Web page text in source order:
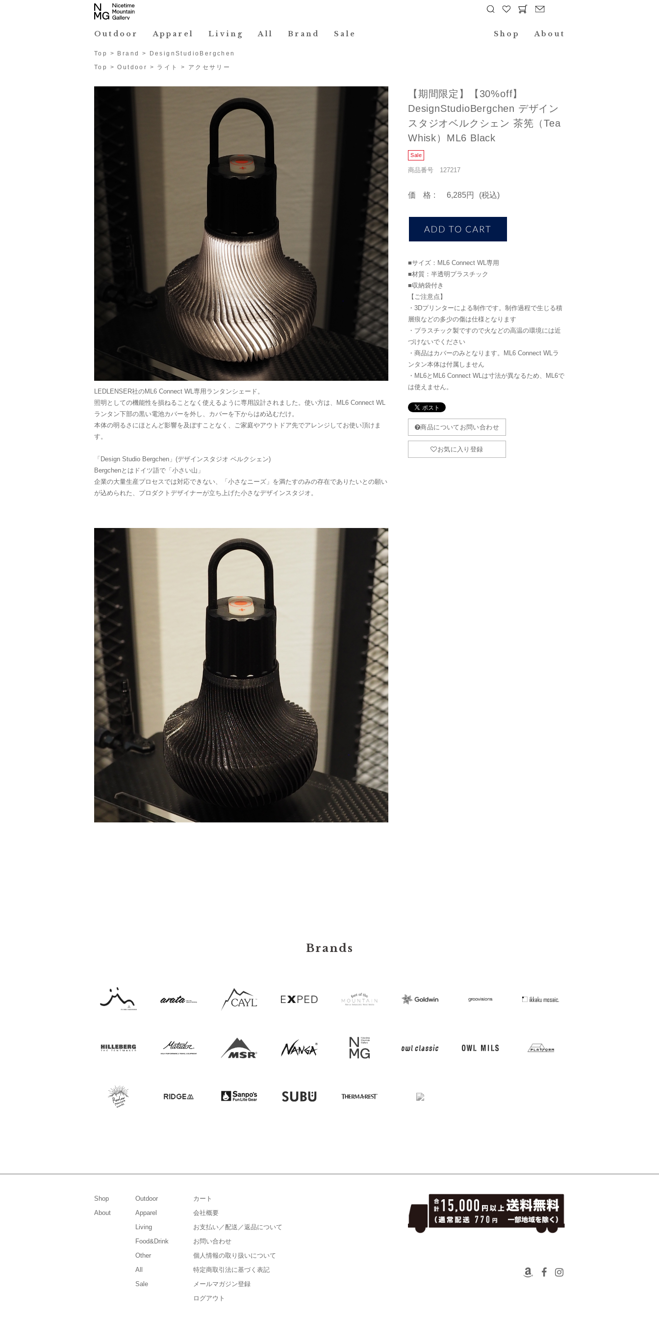
Outdoor Apparel Living All Brand Sale Shop About
Top > Brand >
DesignStudioBergchen
Top
>Outdoor > ライト > アクセサリー
【期間限定】【30%off】
DesignStudioBergchen デザイン
スタジオベルクシェン 茶筅（Tea
Whisk）ML6 Black
商品番号 127217
価格 6,285円 (税込)
■サイズ：ML6 Connect WL専用
■材質：半透明プラスチック
■収納袋付き
【ご注意点】
・3Dプリンターによる制作です。制作過程で生じる積
層痕などの多少の傷は仕様となります
・プラスチック製ですので火などの高温の環境には近
づけないでください
・商品はカバーのみとなります。ML6 Connect WLラ
ンタン本体は付属しません
・ML6とML6 Connect WLは寸法が異なるため、ML6で
は使えません。
LEDLENSER社のML6 Connect WL専用ランタンシェード。
照明としての機能性を損ねることなく使えるように専用設計されました。使い方は、ML6 Connect WL
ランタン下部の黒い電池カバーを外し、カバーを下からはめ込むだけ。
本体の明るさにほとんど影響を及ぼすことなく、ご家庭やアウトドア先でアレンジしてお使い頂けま
す。
「Design Studio Bergchen」(デザインスタジオ ベルクシェン)
Bergchenとはドイツ語で「小さい山」
企業の大量生産プロセスでは対応できない、「小さなニーズ」を満たすのみの存在でありたいとの願い
が込められた、プロダクトデザイナーが立ち上げた小さなデザインスタジオ。
Brands
Shop
About
Outdoor
Apparel
Living
Food&Drink
Other
All
Sale
カート
会社概要
お支払い／配送／返品について
お問い合わせ
個人情報の取り扱いについて
特定商取引法に基づく表記
メールマガジン登録
ログアウト